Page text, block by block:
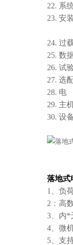
22. 系
23. 安
24. 过
25. 数
26. 试
27. 选
28. 电
29. 主
30. 设
落地式
1、负
2：高
3、内*
4、微
5、支